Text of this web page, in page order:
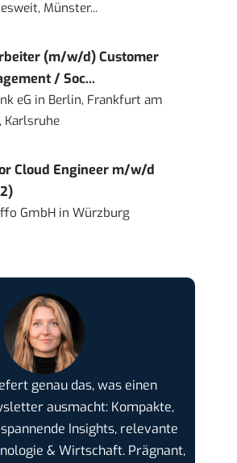
Münster...
(m/w/d) Customer
/ Soc...
eG in Berlin, Frankfurt am
Karlsruhe
Cloud Engineer m/w/d
GmbH inWürzburg
genau das, was einen
ausmacht: Kompakte,
Insights, relevante
& Wirtschaft. Prägnant,